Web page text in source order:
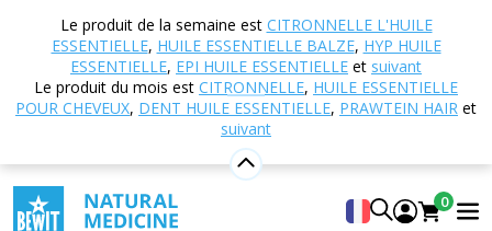
Le produit de la semaine est CITRONNELLE L'HUILE
ESSENTIELLE, HUILE ESSENTIELLE BALZE, HYP HUILE
ESSENTIELLE, EPI HUILE ESSENTIELLE et suivant
Le produit du mois est CITRONNELLE, HUILE ESSENTIELLE
POUR CHEVEUX, DENT HUILE ESSENTIELLE, PRAWTEIN HAIR et
suivant
0
Boutique en ligne
compléments alimentaires
Super-aliments
Сушени плодове
Figues séchées, en tranches, BIO
RAW
Figues séchées, en tranches, BIO
RAW